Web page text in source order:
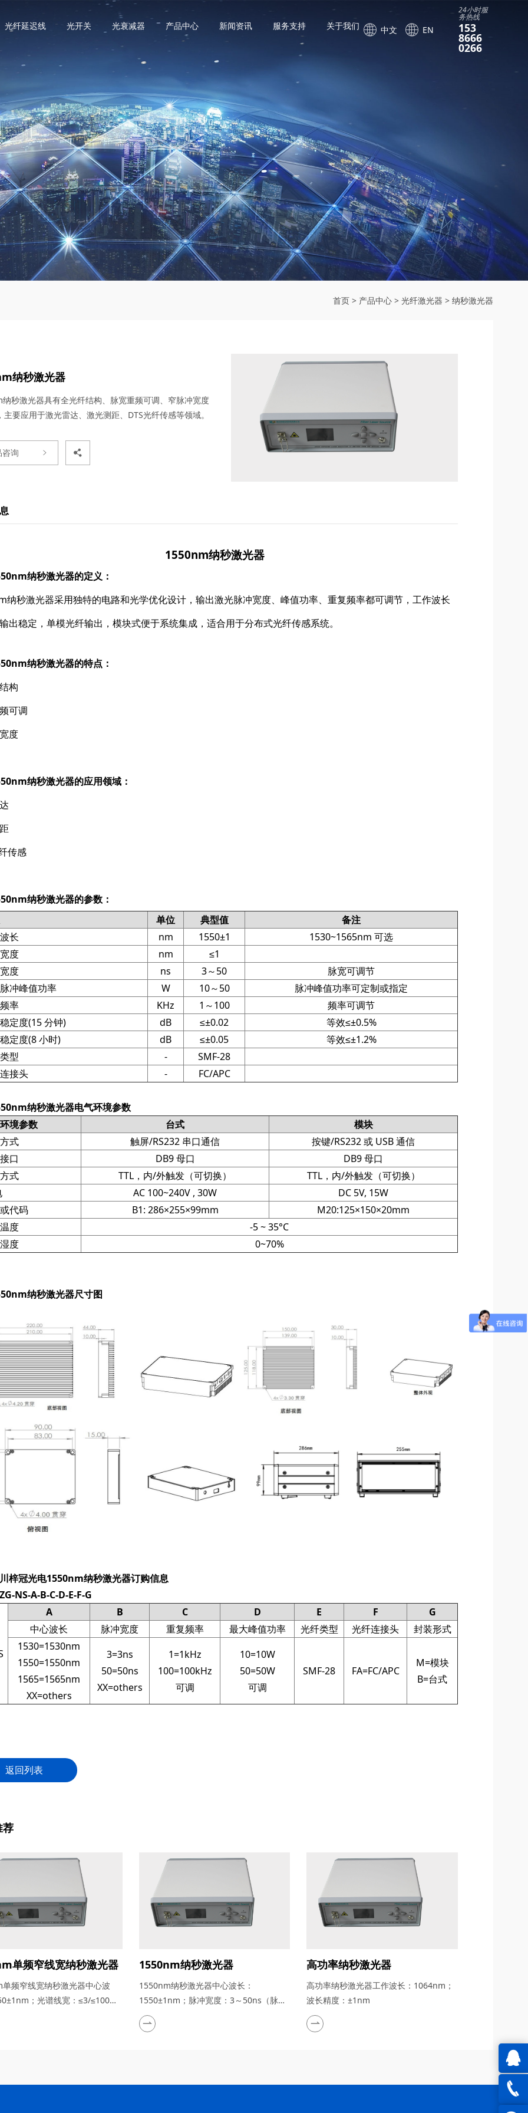
光纤延迟线 光开关 光衰减器 产品中心 新闻资讯 服务支持 关于我们 中文 EN
24小时服
务热线
153
8666
0266
首页> 产品中心> 光纤激光器 > 纳秒激光器
纳秒激光器
秒激光器具有全光纤结构、脉宽重频可调、窄脉冲宽度
主要应用于激光雷达、激光测距、DTS光纤传感等领域。
咨询
1550nm纳秒激光器
纳秒激光器的定义：
纳秒激光器采用独特的电路和光学优化设计，输出激光脉冲宽度、峰值功率、重复频率都可调节，工作波长
出稳定，单模光纤输出，模块式便于系统集成，适合用于分布式光纤传感系统。
纳秒激光器的特点：
构
可调
度
纳秒激光器的应用领域：
传感
纳秒激光器的参数：
单位
典型值
备注
长
nm 1550±1
1530~1565nm 可选
度
nm
≤1
度
ns 3～50
脉宽可调节
冲峰值功率
W 10～50
脉冲峰值功率可定制或指定
率
KHz 1～100
频率可调节
定度(15 分钟)
dB ≤±0.02
等效≤±0.5%
定度(8 小时)
dB ≤±0.05
等效≤±1.2%
型
-
SMF-28
接头
- FC/APC
纳秒激光器电气环境参数
境参数
台式
模块
式
触屏/RS232 串口通信
按键/RS232 或 USB 通信
口
DB9 母口
DB9 母口
式
TTL，内/外触发（可切换）
TTL，内/外触发（可切换）
AC 100~240V , 30W
DC 5V, 15W
代码
B1: 286×255×99mm
M20:125×150×20mm
度
-5 ~ 35°C
度
0~70%
纳秒激光器尺寸图
梓冠光电1550nm纳秒激光器订购信息
NS-A-B-C-D-E-F-G
A B C D E F
G
中心波长
脉冲宽度 重复频率 最大峰值功率 光纤类型 光纤连接头
封装形式
1530=1530nm
1550=1550nm
1565=1565nm
XX=others
3=3ns
50=50ns
XX=others
1=1kHz
100=100kHz
可调
10=10W
50=50W
可调
SMF-28 FA=FC/APC
M=模块
B=台式
返回列表
荐
单频窄线宽纳秒激光器
频窄线宽纳秒激光器中心波
；光谱线宽：≤3/≤100
1550nm纳秒激光器
1550nm纳秒激光器中心波长：
1550±1nm；脉冲宽度：3～50ns（脉宽
可调节）
高功率纳秒激光器
高功率纳秒激光器工作波长：1064nm；
波长精度：±1nm
QQ在